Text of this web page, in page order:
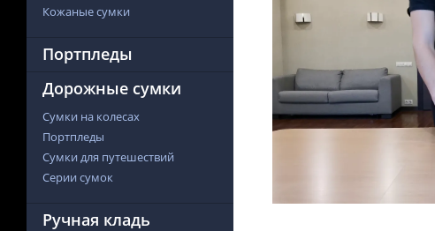
Кожаные сумки
Портпледы
Дорожные сумки
Сумки на колесах
Портпледы
Сумки для путешествий
Серии сумок
Ручная кладь